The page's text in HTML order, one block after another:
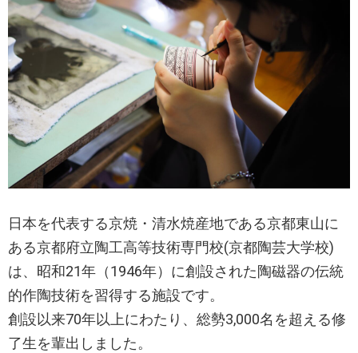
日本を代表する京焼・清水焼産地である京都東山に
ある京都府立陶工高等技術専門校(京都陶芸大学校)
は、昭和21年（1946年）に創設された陶磁器の伝統
的作陶技術を習得する施設です。
創設以来70年以上にわたり、総勢3,000名を超える修
了生を輩出しました。